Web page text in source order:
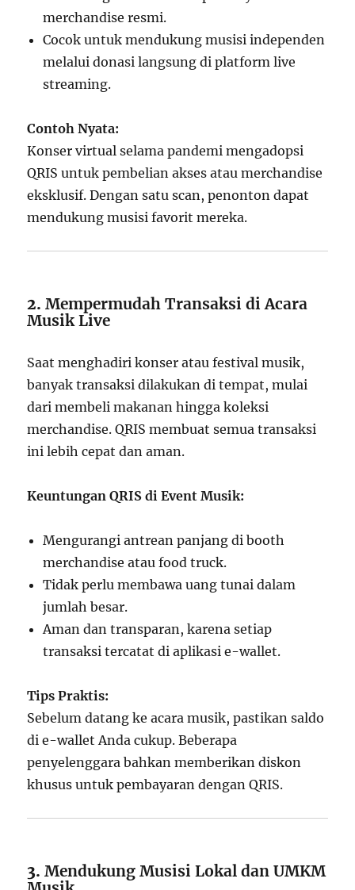
merchandise resmi.
Cocok untuk mendukung musisi independen
melalui donasi langsung di platform live
streaming.
Contoh Nyata:
Konser virtual selama pandemi mengadopsi
QRIS untuk pembelian akses atau merchandise
eksklusif. Dengan satu scan, penonton dapat
mendukung musisi favorit mereka.
2.Mempermudah Transaksi di Acara
Musik Live
Saat menghadiri konser atau festival musik,
banyak transaksi dilakukan di tempat, mulai
dari membeli makanan hingga koleksi
merchandise. QRIS membuat semua transaksi
ini lebih cepat dan aman.
Keuntungan QRIS di Event Musik:
Mengurangi antrean panjang di booth
merchandise atau food truck.
Tidak perlu membawa uang tunai dalam
jumlah besar.
Aman dan transparan, karena setiap
transaksi tercatat di aplikasi e-wallet.
Tips Praktis:
Sebelum datang ke acara musik, pastikan saldo
di e-wallet Anda cukup. Beberapa
penyelenggara bahkan memberikan diskon
khusus untuk pembayaran dengan QRIS.
3.Mendukung Musisi Lokal dan UMKM